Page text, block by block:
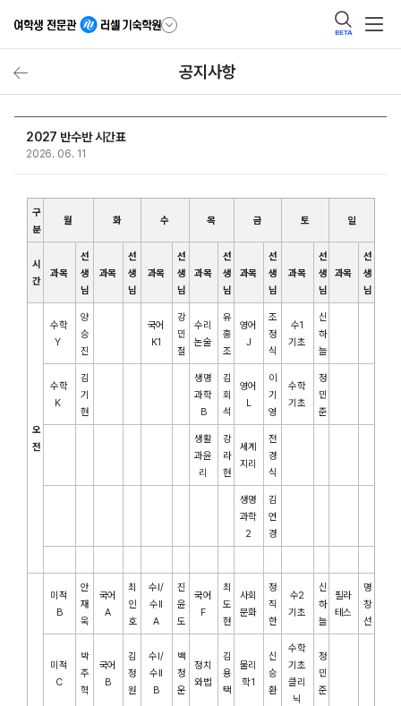
BETA
공지사항
2027 반수반 시간표
2026. 06. 11
구
분
월 화 수 목 금 토 일
시
간
과목
선
생
님
과목
선
생
님
과목
선
생
님
과목
선
생
님
과목
선
생
님
과목
선
생
님
과목
선
생
님
오
전
수학
Y
양
승
진
국어
K1
강
민
철
수리
논술
유
홍
조
영어
J
조
정
식
수1
기초
신
하
늘
수학
K
김
기
현
생명
과학
B
김
회
석
영어
L
이
기
영
수학
기초
정
민
준
생활
과윤
리
강
라
현
세계
지리
전
경
식
생명
과학
2
김
연
경
미적
B
안
재
욱
국어
A
최
인
호
수I/
수II
A
진
윤
도
국어
F
최
도
현
사회
문화
정
직
한
수2
기초
신
하
늘
필라
테스
명
창
선
미적
C
박
주
혁
국어
B
김
정
원
수I/
수II
B
백
청
운
정치
와법
김
용
택
물리
학1
신
승
환
수학
기초
클리
닉
정
민
준